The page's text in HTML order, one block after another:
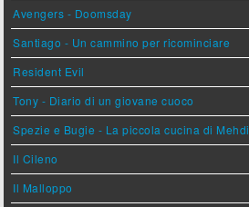
Avengers - Doomsday
Santiago - Un cammino per ricominciare
Resident Evil
Tony - Diario di un giovane cuoco
Spezie e Bugie - La piccola cucina di Mehdi
Il Cileno
Il Malloppo